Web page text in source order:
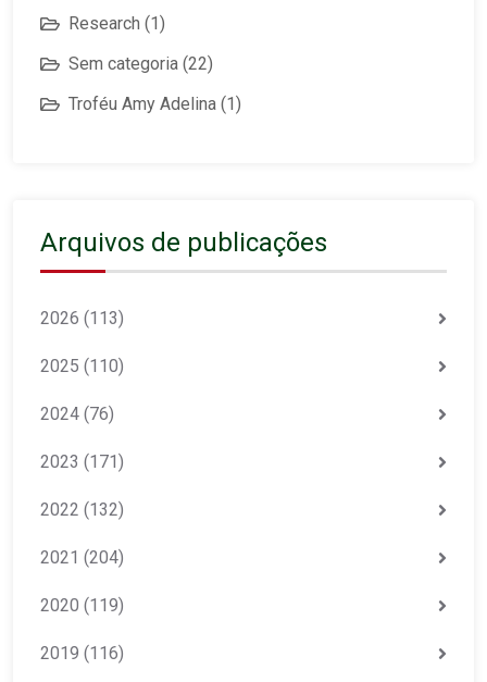
Research (1)
Sem categoria (22)
Troféu Amy Adelina (1)
Arquivos de publicações
2026 (113)
2025 (110)
2024 (76)
2023 (171)
2022 (132)
2021 (204)
2020 (119)
2019 (116)